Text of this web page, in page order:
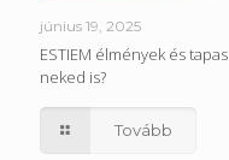
június 19, 2025
ESTIEM élmények és
neked is?
Tovább